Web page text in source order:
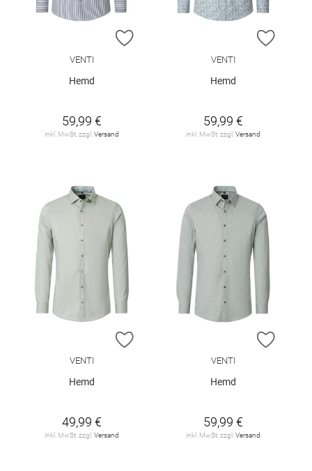
ZUR WUNSCHLISTE HINZUFÜGEN
VENTI
Hemd
59,99 €
inkl. MwSt. zzgl. Versand
ZUR
VENTI
Hemd
59,99 €
inkl. MwSt. zzgl. Versand
ZUR WUNSCHLISTE HINZUFÜGEN
VENTI
Hemd
49,99 €
inkl. MwSt. zzgl.Versand
ZUR
VENTI
Hemd
59,99 €
inkl. MwSt. zzgl.Versand